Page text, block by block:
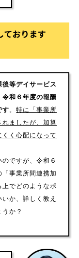
後等デイサービス
和６年度の報酬
す。特に「事業所
れましたが、加算
く心配になって
ですが、令和６
事業所間連携加
でどのようなポ
か、詳しく教え
か？